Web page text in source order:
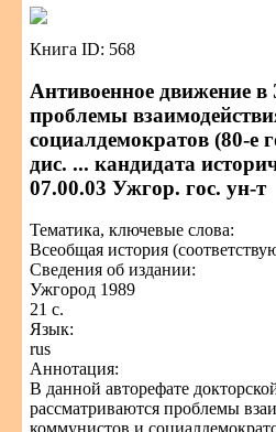
Книга ID: 568
Антивоенное движение
проблемы
социалдемократов (80-е
дис. ... кандидата
07.00.03 Ужгор. гос. ун-т
Тематика, ключевые слова:
Всеобщая история
Сведения об издании:
Ужгород 1989
21 с.
Язык:
rus
Аннотация:
В данной авторефате
рассматриваются проблемы
коммунистов и